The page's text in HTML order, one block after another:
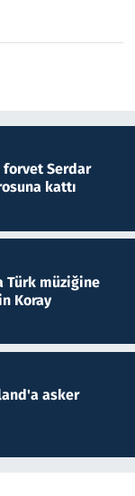
forvet Serdar
kattı
Türk müziğine
Koray
asker